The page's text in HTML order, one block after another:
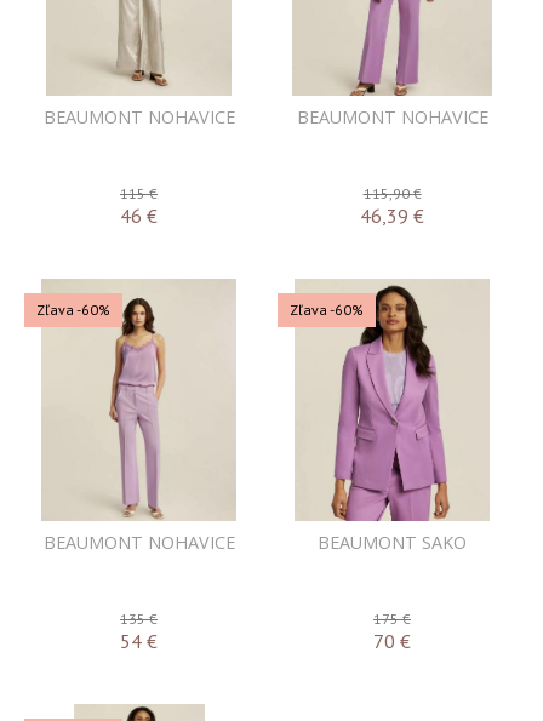
BEAUMONT NOHAVICE
115 €
46 €
BEAUMONT NOHAVICE
115,90 €
46,39 €
Zľava -60%
BEAUMONT NOHAVICE
135 €
54 €
Zľava -60%
BEAUMONT SAKO
175 €
70 €